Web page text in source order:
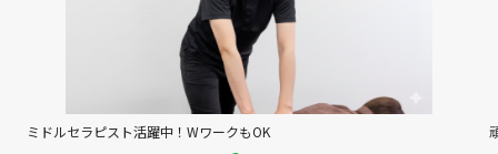
ミドルセラピスト活躍中！WワークもOK